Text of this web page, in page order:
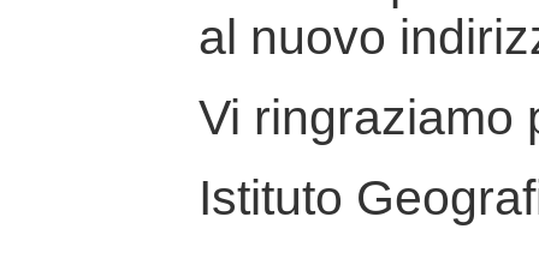
al nuovo
Vi ringraziamo
Istituto